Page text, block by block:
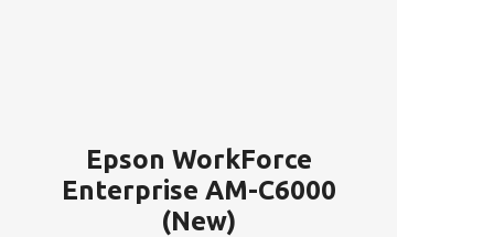
Epson WorkForce
Enterprise AM-C6000
(New)